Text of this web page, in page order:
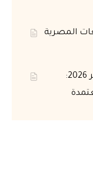
المصرية
أفضل كليات هندسة البترول في مصر 2026: